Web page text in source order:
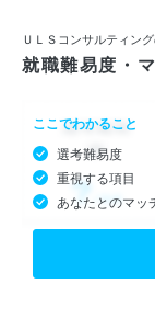
-----------------------
◇クライアント以
お客様の成功に
◇ゼロベースで課
ＵＬＳコンサルティン
就職難易度・
ここでわかること
選考難易度
重視する項目
あなたとのマッ